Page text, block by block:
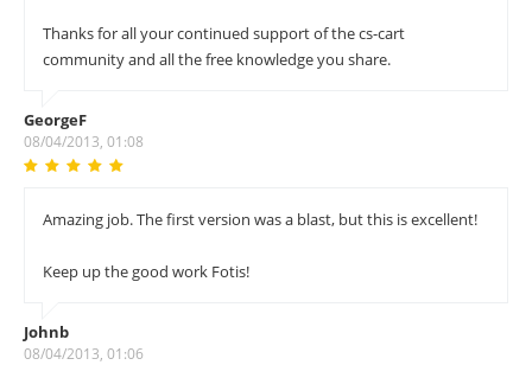
Thanks for all your continued support of the cs-cart
community and all the free knowledge you share.
GeorgeF
08/04/2013, 01:08
Amazing job. The first version was a blast, but this is excellent!
Keep up the good work Fotis!
Johnb
08/04/2013, 01:06